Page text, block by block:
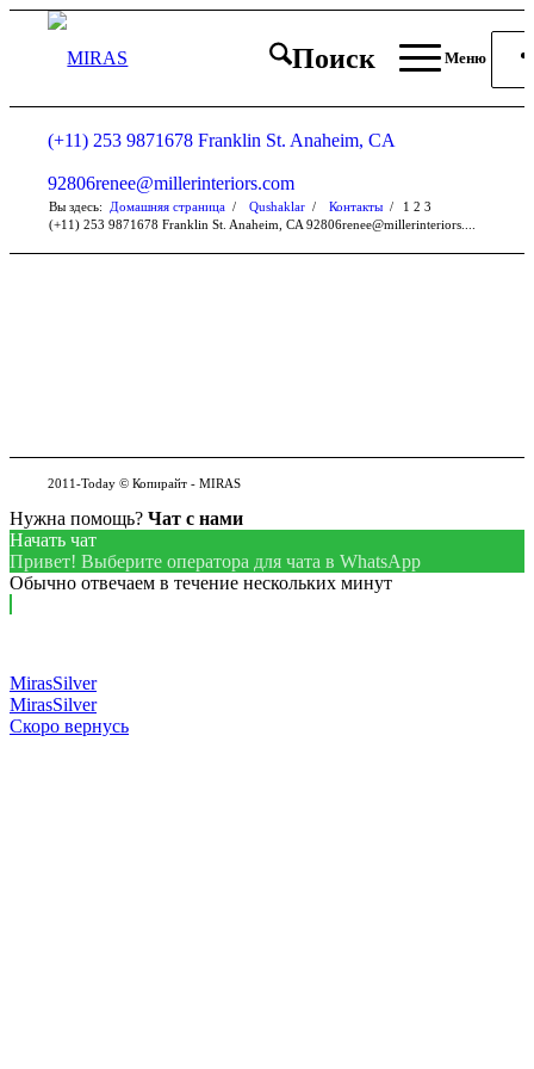
Поиск Меню
(+11) 253 9871678 Franklin St. Anaheim, CA
92806renee@millerinteriors.com
Вы здесь: Домашняя страница 1
/ Qushaklar 2
/ Контакты 3
/
(+11) 253 9871678 Franklin St. Anaheim, CA 92806renee@millerinteriors....
2011-Today © Копирайт - MIRAS
Нужна помощь? Чат с нами
Начать чат
Привет! Выберите оператора для чата в WhatsApp
Обычно отвечаем в течение нескольких минут
MirasSilver
MirasSilver
Скоро вернусь